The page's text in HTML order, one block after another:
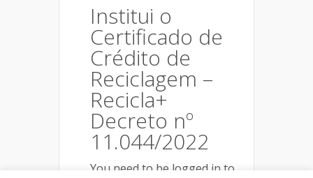
Institui o
Certificado de
Crédito de
Reciclagem –
Recicla+
Decreto nº
11.044/2022
You need to be logged in to